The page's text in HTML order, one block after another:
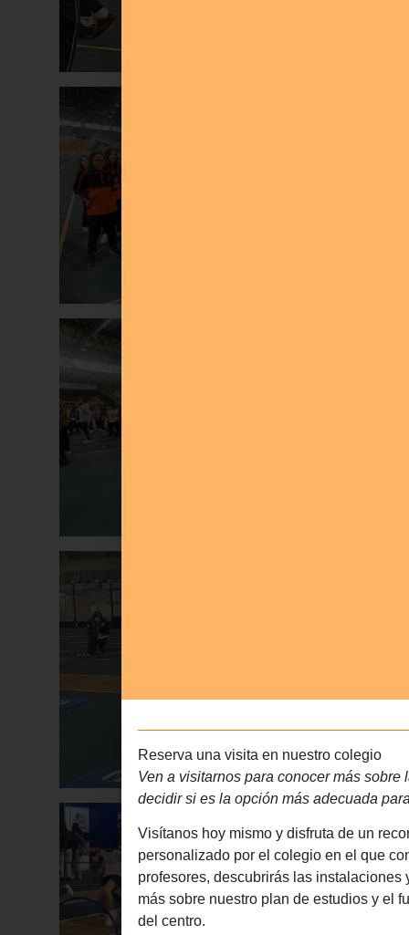
Reserva una visita en nuestro colegio
Ven a visitarnos para conocer más sobre
decidir si es la opción más adecuada
Visítanos hoy mismo y disfruta de un
personalizado por el colegio en el que
profesores, descubrirás las instalaciones
más sobre nuestro plan de estudios y el
del centro.